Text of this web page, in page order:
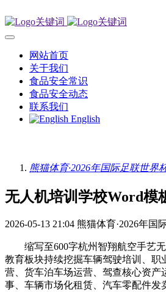
网站首页
关于我们
食品安全常识
食品安全动态
联系我们
English
熊猫体育·2026年国际足联世界
无人机培训学校Word模
2026-05-13 21:04 熊猫体育·2026年国
缩写至600字杭州智翔航空手艺无
教育板块持续挖掘车辆驾驶培训、
营、货车泊车场运营、驾查核心资
事、车辆市场化租赁、汽车零配件